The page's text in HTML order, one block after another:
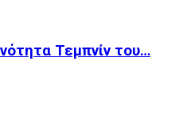
Τεμπνίν του…